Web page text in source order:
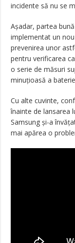
incidente să nu se
Așadar, partea
implementat un
prevenirea unor
pentru verificarea
o serie de măsuri
minuțioasă a
Cu alte cuvinte,
înainte de lansarea
Samsung și-a
mai apărea o